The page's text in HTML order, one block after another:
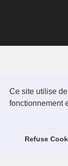
Ce site utilise
fonctionnement
Refuse